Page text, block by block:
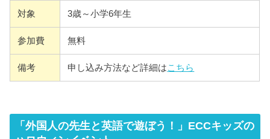
対象 3歳～小学6年生
参加費 無料
備考 申し込み方法など詳細はこちら
「外国人の先生と英語で遊ぼう！」ECCキッズの